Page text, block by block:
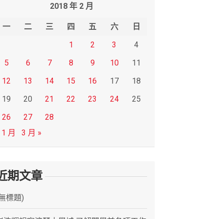
2018 年 2 月
一 二 三 四 五 六
日
1
2 3
4
5
6 7 8 9 10
11
12
13 14 15 16 17
18
19
20 21 22 23 24
25
26
27
28
月
3 月 »
期文章
標題)